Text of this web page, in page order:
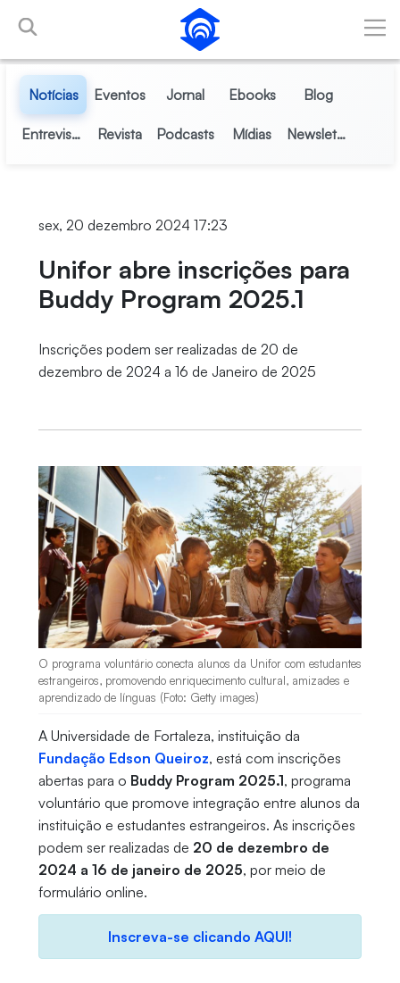
Pular para o Conteúdo principal
Notícias Eventos Jornal Ebooks Blog
Entrevistas Revista Podcasts Mídias Newsletter
sex, 20 dezembro 2024 17:23
Unifor abre inscrições para
Buddy Program 2025.1
Inscrições podem ser realizadas de 20 de
dezembro de 2024 a 16 de Janeiro de 2025
O programa voluntário conecta alunos da Unifor com estudantes
estrangeiros, promovendo enriquecimento cultural, amizades e
aprendizado de línguas (Foto: Getty images)
A Universidade de Fortaleza, instituição da
Fundação Edson Queiroz, está com inscrições
abertas para o Buddy Program 2025.1, programa
voluntário que promove integração entre alunos da
instituição e estudantes estrangeiros. As inscrições
podem ser realizadas de 20 de dezembro de
2024 a 16 de janeiro de 2025, por meio de
formulário online.
Inscreva-se clicando AQUI!